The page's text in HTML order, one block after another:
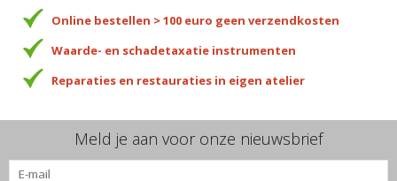
Online bestellen > 100 euro geen verzendkosten
Waarde- en schadetaxatie instrumenten
Reparaties en restauraties in eigen atelier
Meld je aan voor onze nieuwsbrief